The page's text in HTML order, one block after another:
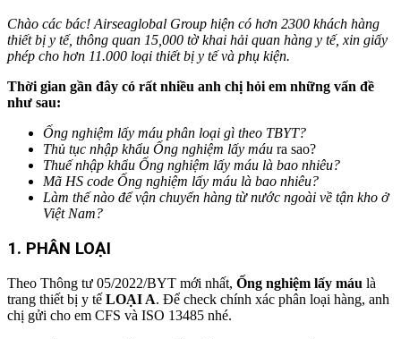
Chào các bác! Airseaglobal Group hiện có hơn 2300 khách hàng
thiết bị y tế, thông quan 15,000 tờ khai hải quan hàng y tế, xin giấy
phép cho hơn 11.000 loại thiết bị y tế và phụ kiện.
Thời gian gần đây có rất nhiều anh chị hỏi em những vấn đề
như sau:
Ống nghiệm lấy máu phân loại gì theo TBYT?
Thủ tục nhập khẩu Ống nghiệm lấy máu ra sao?
Thuế nhập khẩu Ống nghiệm lấy máu là bao nhiêu?
Mã HS code Ống nghiệm lấy máu là bao nhiêu?
Làm thế nào để vận chuyển hàng từ nước ngoài về tận kho ở
Việt Nam?
1. PHÂN LOẠI
Theo Thông tư 05/2022/BYT mới nhất, Ống nghiệm lấy máu là
trang thiết bị y tế LOẠI A. Để check chính xác phân loại hàng, anh
chị gửi cho em CFS và ISO 13485 nhé.